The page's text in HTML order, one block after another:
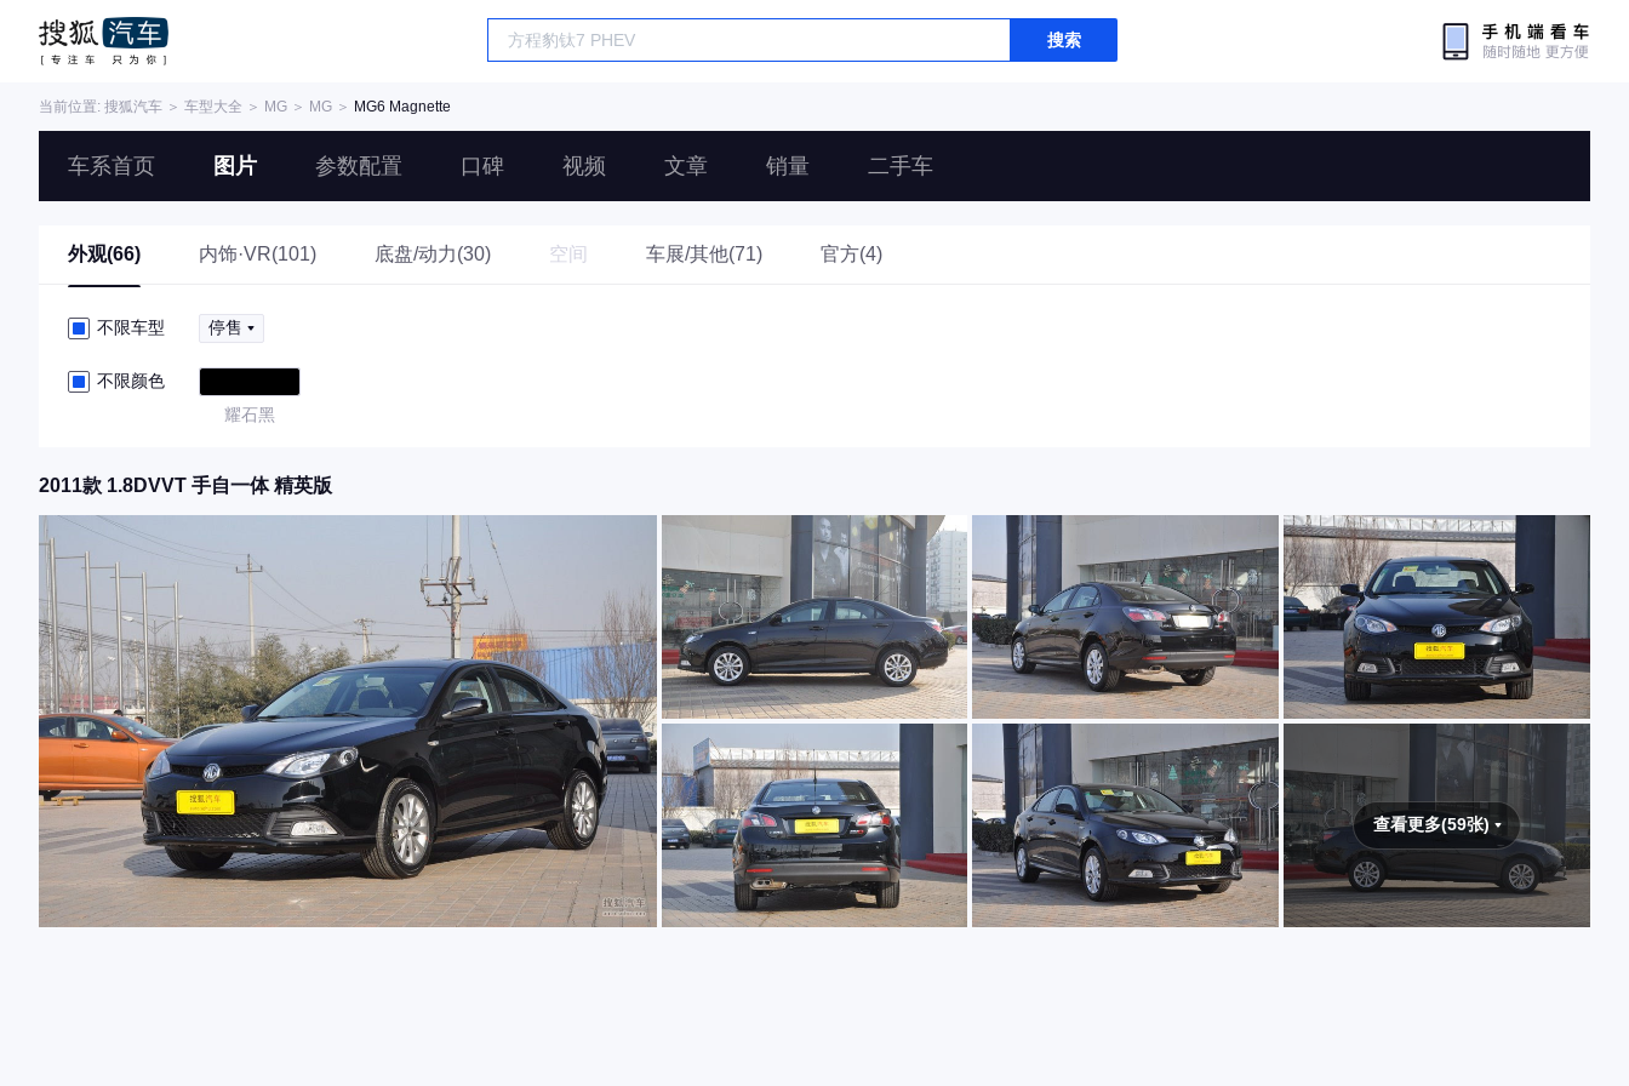
搜索
当前位置: 搜狐汽车 ＞ 车型大全 ＞ MG ＞ MG ＞ MG6 Magnette
车系首页 图片 参数配置 口碑 视频 文章 销量 二手车
外观(66) 内饰·VR(101) 底盘/动力(30) 空间 车展/其他(71) 官方(4)
不限车型 停售
不限颜色
耀石黑
2011款 1.8DVVT 手自一体 精英版
查看更多(59张)